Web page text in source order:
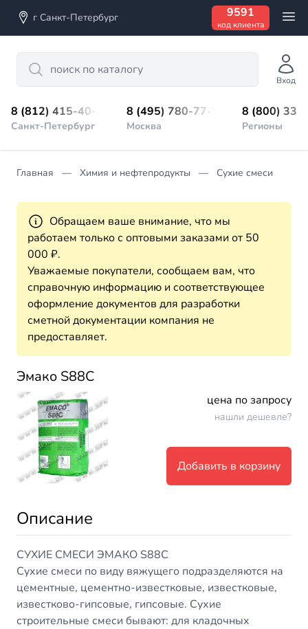
г Санкт-Петербург 9591
код клиента
Search
Вход
8 (812) 415-40-45
Санкт-Петербург
8 (495) 780-77-98
Москва
8 (800)
Регионы
Главная Химия и нефтепродукты Сухие смеси
Обращаем ваше внимание, что мы
работаем только с оптовыми заказами от 50
000 ₽.
Уважаемые покупатели, сообщаем вам, что
справочную информацию и соответствующее
оформление документов для разработки
сметной документации компания не
предоставляет.
Эмако S88C
цена по запросу
нашли дешевле?
Добавить в корзину
Описание
СУХИЕ СМЕСИ ЭМАКО S88C
Сухие смеси по виду вяжущего подразделяются на
цементные, цементно-известковые, известковые,
известково-гипсовые, гипсовые. Сухие
строительные смеси бывают: для кладочных